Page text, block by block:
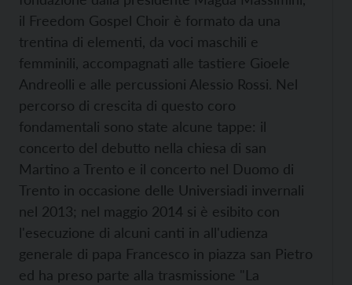
il Freedom Gospel Choir è formato da una
trentina di elementi, da voci maschili e
femminili, accompagnati alle tastiere Gioele
Andreolli e alle percussioni Alessio Rossi. Nel
percorso di crescita di questo coro
fondamentali sono state alcune tappe: il
concerto del debutto nella chiesa di san
Martino a Trento e il concerto nel Duomo di
Trento in occasione delle Universiadi invernali
nel 2013; nel maggio 2014 si è esibito con
l'esecuzione di alcuni canti in all'udienza
generale di papa Francesco in piazza san Pietro
ed ha preso parte alla trasmissione "La